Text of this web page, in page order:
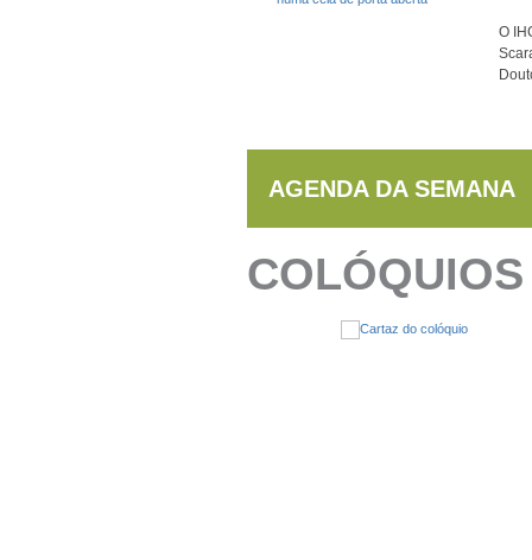
O
AGENDA DA SEMANA
COLÓQUIOS